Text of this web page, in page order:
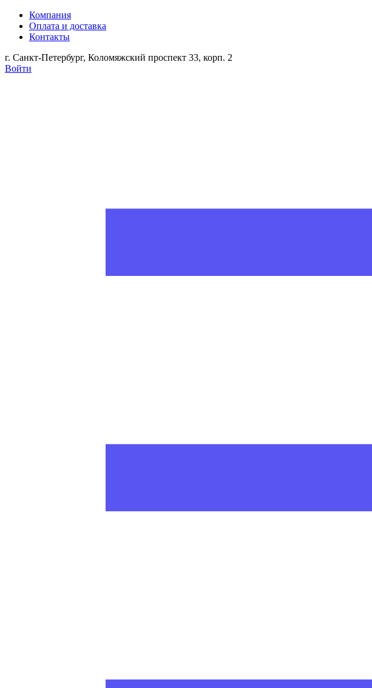
Компания
Оплата и доставка
Контакты
г. Санкт-Петербург, Коломяжский проспект 33, корп. 2
Войти